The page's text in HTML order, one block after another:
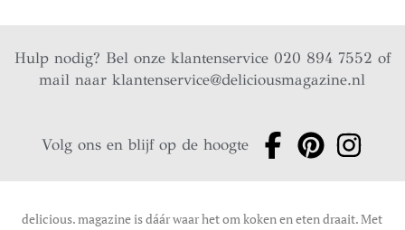
Hulp nodig? Bel onze klantenservice 020 894 7552 of
mail naarklantenservice@deliciousmagazine.nl
Volg ons en blijf op de hoogte
delicious. magazine is dáár waar het om koken en eten draait. Met